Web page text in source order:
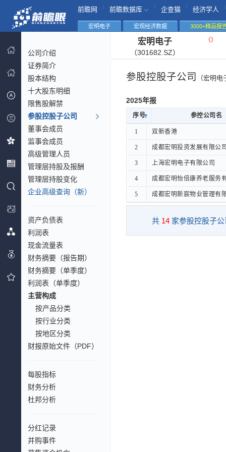
前瞻网 前瞻数据库 企查猫 经济学人
宏明电子 宏观经济数据 3000+精品报
公司介绍
证券简介
股本结构
十大股东明细
限售股解禁
参股控股子公司
董事会成员
监事会成员
高级管理人员
管理层持股及报酬
管理层持股变化
企业高级查询（新）
资产负债表
利润表
现金流量表
财务摘要（报告期）
财务摘要（单季度）
利润表（单季度）
主营构成
按产品分类
按行业分类
按地区分类
财报原始文件（PDF）
每股指标
财务分析
杜邦分析
分红记录
并购事件
宏明电子
（301682.SZ）
（）
参股控股子公司 （宏明电
2025年报
序号
参控公司名
序号
1 双新香港
2 成都宏明投资发展有限公
3 上海宏明电子有限公司
4 成都宏明怡倍康养老服务
5 成都宏明新宸物业管理有
序号 参控公司名
1 双新香港
2 成都宏明投资发展有限公
3 上海宏明电子有限公司
4 成都宏明怡倍康养老服务
5 成都宏明新宸物业管理有
共 14 家参股控股子